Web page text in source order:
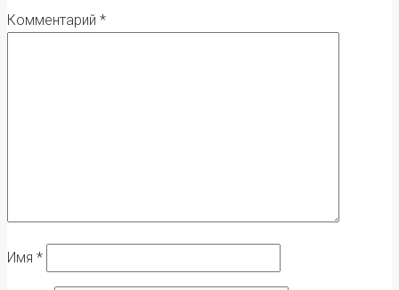
Комментарий *
Имя *